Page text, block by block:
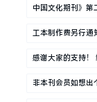
中国文化期刊》
工本制作费另行
感谢大家的支持！
非本刊会员如想出